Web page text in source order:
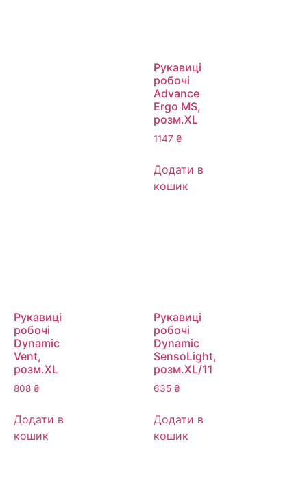
Рукавиці
робочі
Advance
Ergo MS,
розм.XL
1147 ₴
Додати в
кошик
Рукавиці
робочі
Dynamic
Vent,
розм.ХL
808 ₴
Додати в
кошик
Рукавиці
робочі
Dynamic
SensoLight,
розм.XL/11
635 ₴
Додати в
кошик